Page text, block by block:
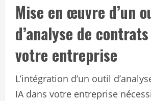
Mise en œuvre d’un
d’analyse de
votre entreprise
L’intégration d’un outil
IA dans votre entreprise